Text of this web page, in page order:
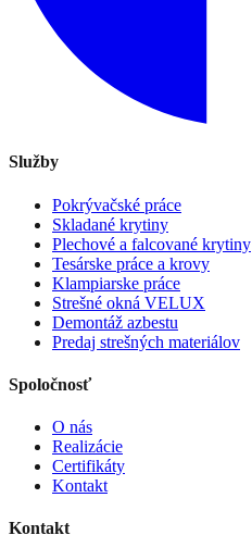
Služby
Pokrývačské práce
Skladané krytiny
Plechové a falcované krytiny
Tesárske práce a krovy
Klampiarske práce
Strešné okná VELUX
Demontáž azbestu
Predaj strešných materiálov
Spoločnosť
O nás
Realizácie
Certifikáty
Kontakt
Kontakt